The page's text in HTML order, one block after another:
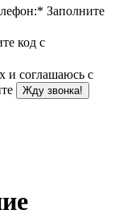
* Заполните
код с
и соглашаюсь с
Жду звонка!